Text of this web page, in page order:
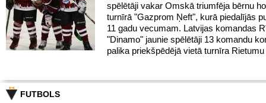
spēlētāji vakar Omskā triumfēja bērnu
turnīrā "Gazprom Ņeft", kurā piedalījās
11 gadu vecumam. Latvijas komandas
"Dinamo" jaunie spēlētāji 13 komandu
palika priekšpēdējā vietā turnīra
FUTBOLS